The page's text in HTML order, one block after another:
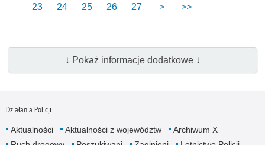
23 24 25 26 27 > >>
↓ Pokaż informacje dodatkowe ↓
Działania Policji
Aktualności Aktualności z województw
Archiwum X